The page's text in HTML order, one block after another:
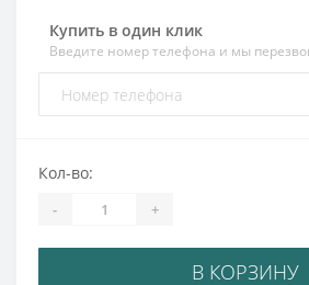
Купить в один клик
Введите номер телефона и мы
Кол-во:
- +
В КОРЗИНУ